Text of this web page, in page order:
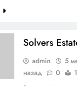
Solvers
admin
5
назад
0